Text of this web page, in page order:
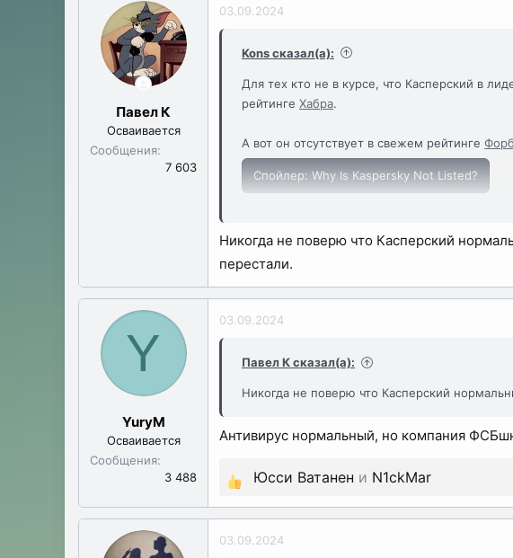
Павел К
Осваивается
Сообщения
7 603
03.09.2024
Kons сказал(а):
Для тех кто не в курсе, что Касперский в
рейтинге Хабра.
А вот он отсутствует в свежем рейтинге
Спойлер:Why Is Kaspersky Not Listed?
победителя нынешнего рейтинга.
Никогда не поверю что Касперский
перестали.
Y
YuryM
Осваивается
Сообщения
3 488
03.09.2024
Павел К сказал(а):
Никогда не поверю что Касперский
Антивирус нормальный, но компания
Р
е
Юсси Ватанен и N1ckMar
03.09.2024